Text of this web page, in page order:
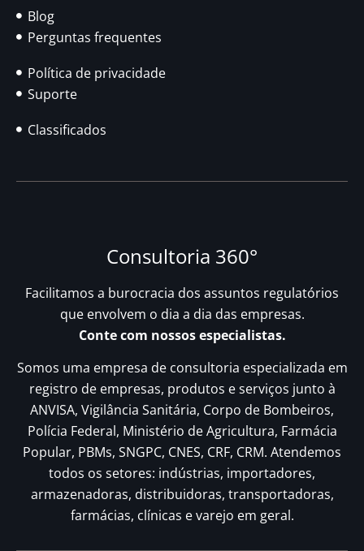
Blog
Perguntas frequentes
Política de privacidade
Suporte
Classificados
Consultoria 360°
Facilitamos a burocracia dos assuntos regulatórios
que envolvem o dia a dia das empresas.
Conte com nossos especialistas.
Somos uma empresa de consultoria especializada em
registro de empresas, produtos e serviços junto à
ANVISA, Vigilância Sanitária, Corpo de Bombeiros,
Polícia Federal, Ministério de Agricultura, Farmácia
Popular, PBMs, SNGPC, CNES, CRF, CRM. Atendemos
todos os setores: indústrias, importadores,
armazenadoras, distribuidoras, transportadoras,
farmácias, clínicas e varejo em geral.